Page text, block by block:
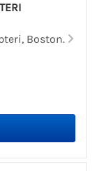
Boston.